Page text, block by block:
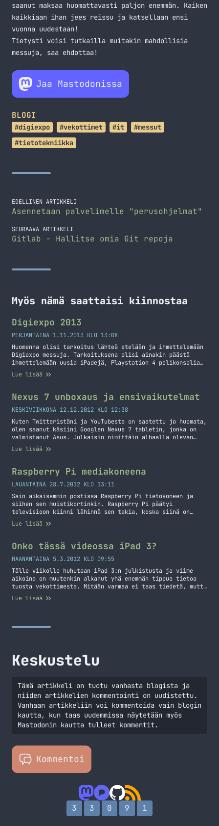
saanut maksaa huomattavasti paljon enemmän. Kaiken
kaikkiaan ihan jees reissu ja katsellaan ensi
vuonna uudestaan!
Tietysti voisi tutkailla muitakin mahdollisia
messuja, saa ehdottaa!
Jaa Mastodonissa
BLOGI
#digiexpo #vekottimet #it
#messut
#tietotekniikka
EDELLINEN ARTIKKELI
Asennetaan palvelimelle "perusohjelmat"
SEURAAVA ARTIKKELI
Gitlab - Hallitse omia Git repoja
Myös nämä saattaisi kiinnostaa
Digiexpo 2013
PERJANTAINA 1.11.2013 KLO 13:08
Huomenna olisi tarkoitus lähteä etelään ja ihmettelemään
Digiexpo messuja. Tarkoituksena olisi ainakin päästä
ihmettelemään uusia iPadejä, Playstation 4 pelikonsolia
sekä Xbox One konsolia. Tietty Nokian ständillä pitää
käydä katselemassa Lumioita. Saa nähdä mitä muuta tulee
olemaan ja yksin siellä ei tarvitse olla. Alla onkin
Twitter -widgetti,… Jatka lukemista Digiexpo 2013
Lue lisää
Nexus 7 unboxaus ja ensivaikutelmat
KESKIVIIKKONA 12.12.2012 KLO 12:38
Kuten Twitteristäni ja YouTubesta on saatettu jo huomata,
olen saanut käsiini Googlen Nexus 7 tabletin, jonka on
valmistanut Asus. Julkaisin nimittäin alhaalla olevan
videon jo pari päivää sitten YouTubeen ja sitä on voinut
siellä ihmetellä. Kyseessähän on 7 tuuman taulutietokone
hieman budjettimallin tabletiksi sillä 32 gigainen… Jatka
lukemista Nexus 7 unboxaus ja ensivaikutelmat
Lue lisää
Raspberry Pi mediakoneena
LAUANTAINA 28.7.2012 KLO 13:11
Sain aikaisemmin postissa Raspberry Pi tietokoneen ja
siihen sen muistikortinkin. Raspberry Pi päätyi
televisioon kiinni lähinnä sen takia, koska siinä on
HDMI-liitäntä suoraan ja siitä se ajatus sitten lähti.
Asentelin muistikortilla Raspbmc nimisen XBMC
Tietty hieman hidashan tuo on verrattuna muihin
koneisiin, mutta Raspberry Pi:n tehoja kun katsoo… Jatka
lukemista Raspberry Pi mediakoneena
Lue lisää
Onko tässä videossa iPad 3?
MAANANTAINA 5.3.2012 KLO 09:55
Tälle viikolle huhutaan iPad 3:n julkistusta ja viime
aikoina on muutenkin alkanut yhä enemmän tippua tietoa
tuosta vekottimesta. Mitään varmaa ei taas tiedetä, mutta
muistaakseni keskiviikkona on Applen tiedotustilaisuus
(klo 20.00 Suomen aikaa, ellen väärin muista) Bongasin
http://www.youtube.com/watch?v=MzxxqCy7hHQ
Lue lisää
Keskustelu
Tämä artikkeli on tuotu vanhasta blogista ja
niiden artikkelien kommentointi on uudistettu.
Vanhaan artikkeliin voi kommentoida vain blogin
kautta, kun taas uudemmissa näytetään myös
Mastodonin kautta tulleet kommentit.
Kommentoi
3 3 0 9 1